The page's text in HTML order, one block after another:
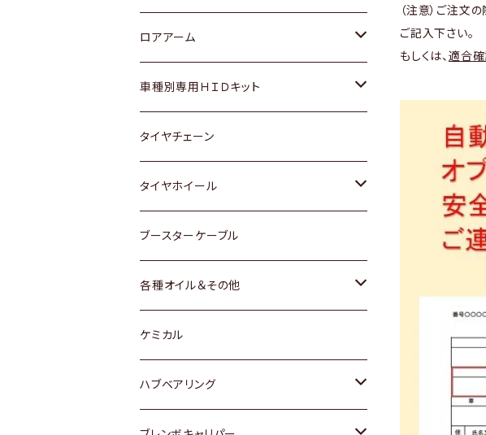
（注意）ご注文
ご記入下さい。
もしくは、 適合確
ダイハツ
マツダ
三菱
スバル
レクサス
日産
ダイハツ
マツダ
三菱
スバル
スズキ
日産
いすゞ
ダイハツ
マツダ
三菱
スバル
ホンダ
スズキ
日産
ダイハツ
スバル
トヨタ
ホンダ
スズキ
日産
ダイハツ
マツダ
ロアアーム
ホンダ
スズキ
日産
ダイハツ
マツダ
スバル
車種別専用ＨＩＤキット
トヨタ
マツダ
タイヤチェーン
タイヤホイール
トヨタ
ホンダ
スズキ
日産
ブースターケーブル
各種オイル＆その他
ディーデル洗浄添加剤
ケミカル
ハブベアリング